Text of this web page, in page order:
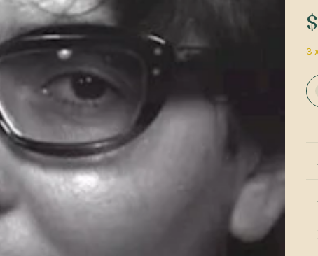
3